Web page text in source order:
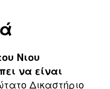
Νιου
να είναι
Δικαστήριο